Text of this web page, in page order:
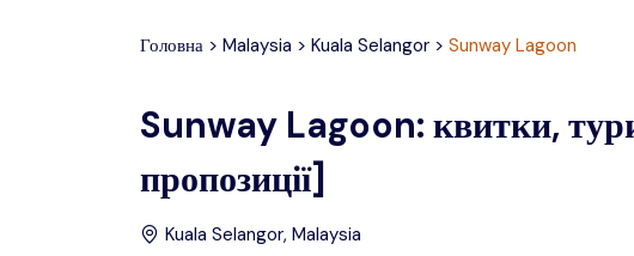
Головна > Malaysia > Kuala Selangor > Sunway Lagoon
Sunway Lagoon: квитки, тури
пропозиції]
Kuala Selangor, Malaysia